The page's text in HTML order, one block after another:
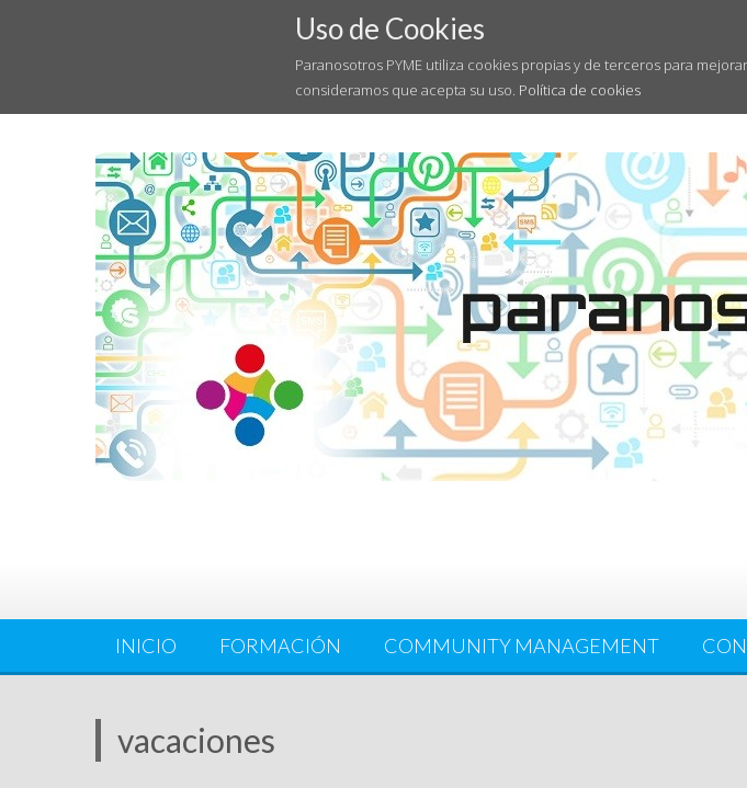
Uso de Cookies
Paranosotros PYME utiliza cookies propias y de terceros para
consideramos que acepta su uso. Política de cookies
INICIO FORMACIÓN COMMUNITY MANAGEMENT
vacaciones